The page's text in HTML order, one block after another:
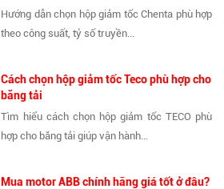
Hướng dẫn chọn hộp giảm tốc Chenta phù hợp
theo công suất, tỷ số truyền...
Cách chọn hộp giảm tốc Teco phù hợp cho
băng tải
Tìm hiểu cách chọn hộp giảm tốc TECO phù
hợp cho băng tải giúp vận hành...
Mua motor ABB chính hãng giá tốt ở đâu?